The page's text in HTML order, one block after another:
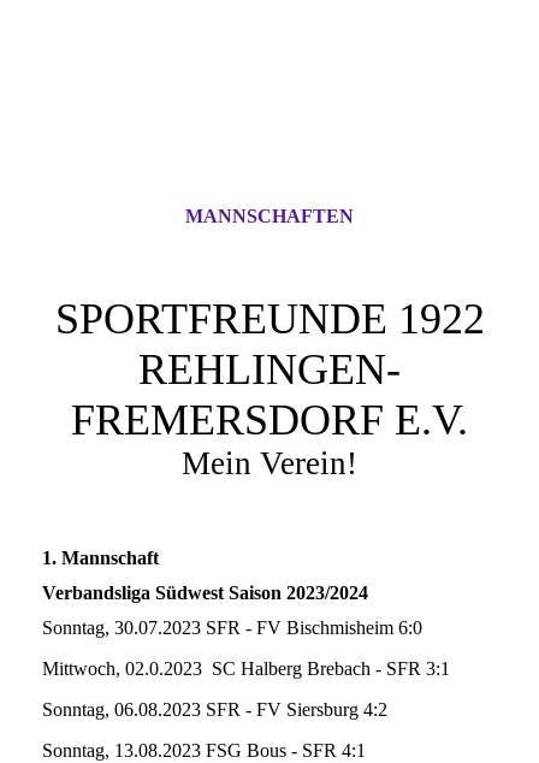
MANNSCHAFTEN
SPORTFREUNDE 1922
REHLINGEN-
FREMERSDORF E.V.
Mein Verein!
1. Mannschaft
Verbandsliga Südwest Saison 2023/2024
Sonntag, 30.07.2023 SFR - FV Bischmisheim 6:0
Mittwoch, 02.0.2023 SC Halberg Brebach - SFR 3:1
Sonntag, 06.08.2023 SFR - FV Siersburg 4:2
Sonntag, 13.08.2023 FSG Bous - SFR 4:1